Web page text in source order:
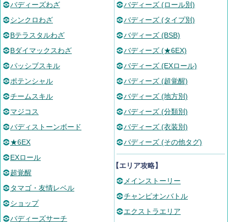
バディーズわざ
シンクロわざ
Bテラスタルわざ
Bダイマックスわざ
パッシブスキル
ポテンシャル
チームスキル
マジコス
バディストーンボード
★6EX
EXロール
超覚醒
タマゴ・友情レベル
ショップ
バディーズサーチ
バディーズ (ロール別)
バディーズ (タイプ別)
バディーズ (BSB)
バディーズ (★6EX)
バディーズ (EXロール)
バディーズ (超覚醒)
バディーズ (地方別)
バディーズ (分類別)
バディーズ (衣装別)
バディーズ (その他タグ)
【エリア攻略】
メインストーリー
チャンピオンバトル
エクストラエリア